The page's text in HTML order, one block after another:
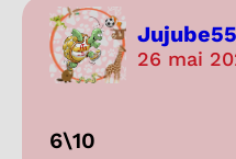
Jujube55
26 mai
6\10